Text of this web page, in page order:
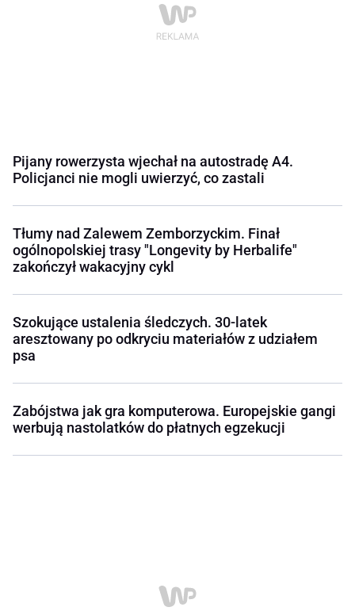
Pijany rowerzysta wjechał na autostradę A4.
Policjanci nie mogli uwierzyć, co zastali
Tłumy nad Zalewem Zemborzyckim. Finał
ogólnopolskiej trasy "Longevity by Herbalife"
zakończył wakacyjny cykl
Szokujące ustalenia śledczych. 30-latek
aresztowany po odkryciu materiałów z udziałem
psa
Zabójstwa jak gra komputerowa. Europejskie gangi
werbują nastolatków do płatnych egzekucji